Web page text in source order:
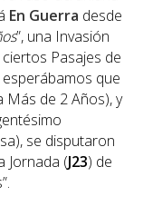
En Guerra desde
”, una Invasión
Pasajes de
que
Más de 2 Años), y
se disputaron
Jornada (J23) de